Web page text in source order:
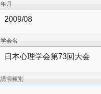
年月
2009/08
学会名
日本心理学会第73回大会
講演種別